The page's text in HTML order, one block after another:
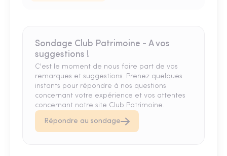
Sondage Club Patrimoine - A vos
suggestions !
C'est le moment de nous faire part de vos
remarques et suggestions. Prenez quelques
instants pour répondre à nos questions
concernant votre expérience et vos attentes
concernant notre site Club Patrimoine.
Répondre au sondage